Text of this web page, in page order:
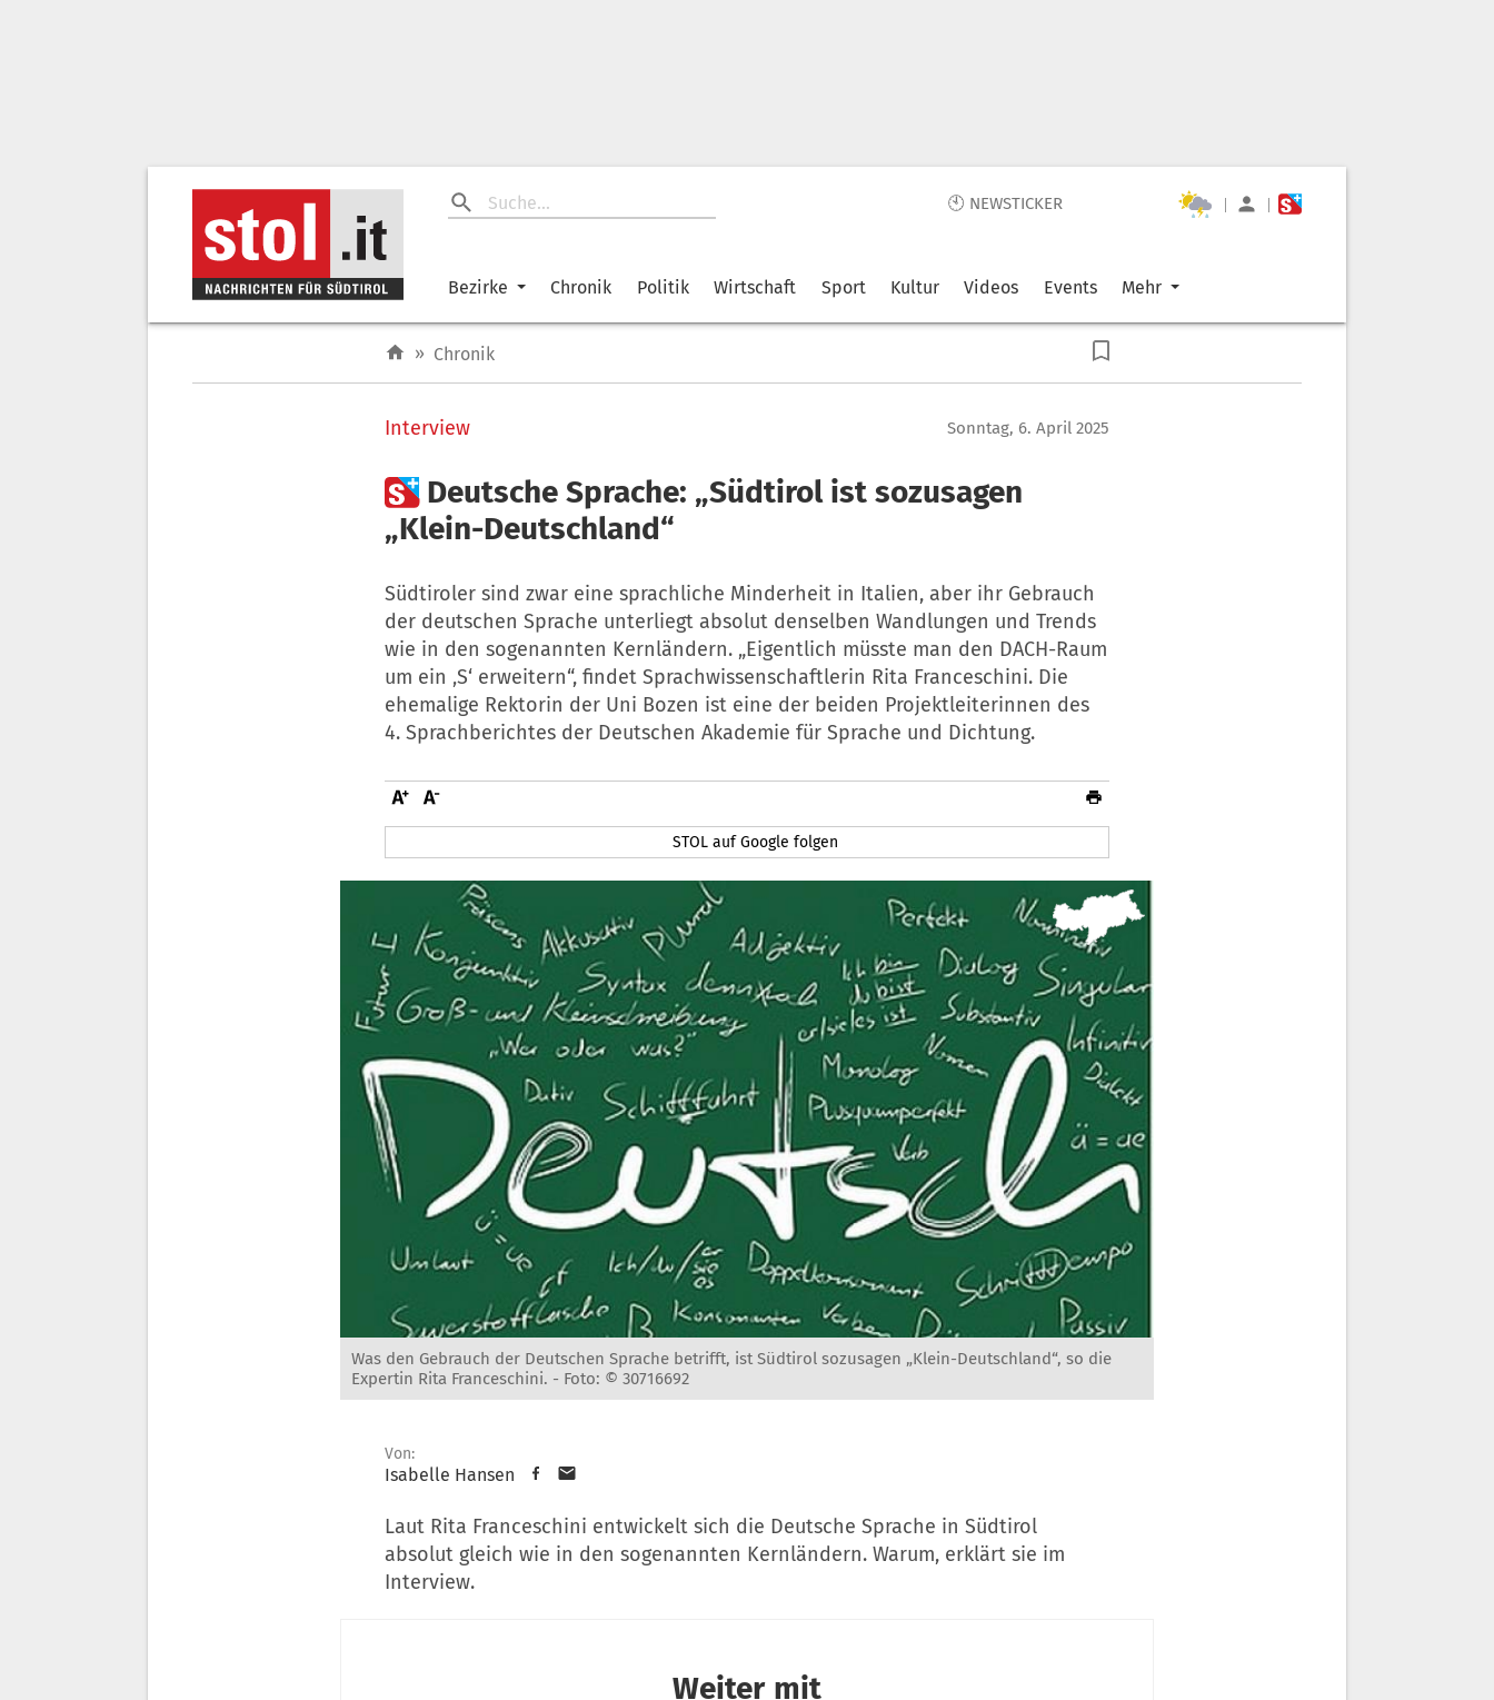
🕙 NEWSTICKER | |
Bezirke Chronik Politik Wirtschaft Sport Kultur Videos Events Mehr
» Chronik
Interview Sonntag, 6. April 2025
 Deutsche Sprache: „Südtirol ist sozusagen
„Klein-Deutschland“
Südtiroler sind zwar eine sprachliche Minderheit in Italien, aber ihr Gebrauch
der deutschen Sprache unterliegt absolut denselben Wandlungen und Trends
wie in den sogenannten Kernländern. „Eigentlich müsste man den DACH-Raum
um ein ‚S‘ erweitern“, findet Sprachwissenschaftlerin Rita Franceschini. Die
ehemalige Rektorin der Uni Bozen ist eine der beiden Projektleiterinnen des
4. Sprachberichtes der Deutschen Akademie für Sprache und Dichtung.
STOL auf Google folgen
Was den Gebrauch der Deutschen Sprache betrifft, ist Südtirol sozusagen „Klein-Deutschland“, so die
Expertin Rita Franceschini. - Foto: © 30716692
Von:
Isabelle Hansen
Laut Rita Franceschini entwickelt sich die Deutsche Sprache in Südtirol
absolut gleich wie in den sogenannten Kernländern. Warum, erklärt sie im
Interview.